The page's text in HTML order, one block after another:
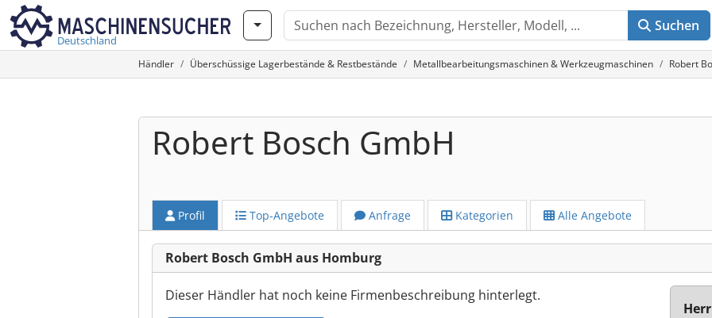
Deutschland
Suchen
Händler Überschüssige Lagerbestände & Restbestände Metallbearbeitungsmaschinen & Werkzeugmaschinen Robert
Robert Bosch GmbH
Profil Top-Angebote Anfrage Kategorien Alle Angebote
Robert Bosch GmbH aus Homburg
Dieser Händler hat noch keine Firmenbeschreibung hinterlegt.